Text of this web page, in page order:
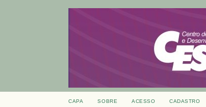
CAPA SOBRE ACESSO CADASTRO